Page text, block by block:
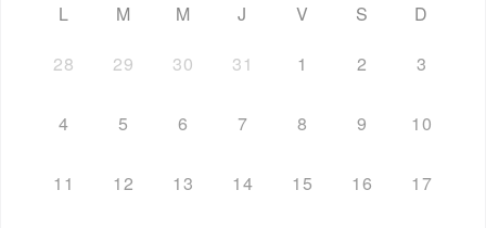
L M M J V S
D
28
29 30 31 1 2 3
4 5 6 7 8 9 10
11 12 13 14 15 16 17